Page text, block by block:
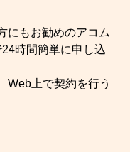
にもお勧めのアコム
時間簡単に申し込
Web上で契約を行う